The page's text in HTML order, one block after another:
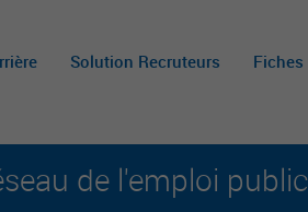
Solution Recruteurs Fiches
de l'emploi public